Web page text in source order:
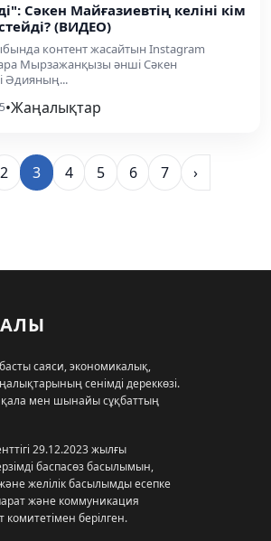
Сәкен Майғазиевтің келіні кім
(ВИДЕО)
контент жасайтын Instagram
Мырзажанқызы әнші Сәкен
Әдияның...
•Жаңалықтар
2 3 4 5 6 7 ›
басты саяси, экономикалық,
сенімді дереккөзі.
мен шынайы сұқбаттың
29.12.2023 жылғы
баспасөз басылымын,
желілік басылымды есепке
және коммуникация
комитетімен берілген.